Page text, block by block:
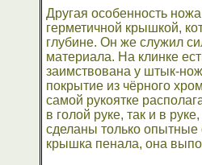
Другая особенность
герметичной крышкой,
глубине. Он же служил
материала. На клинке
заимствована у штык-
покрытие из чёрного
самой рукоятке
в голой руке, так и в
сделаны только
крышка пенала, она